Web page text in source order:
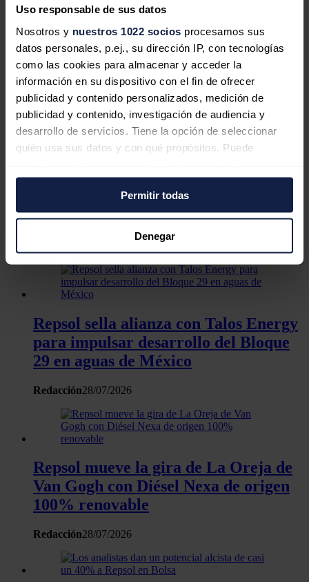
Uso responsable de sus datos
Nosotros y nuestros 1022 socios procesamos sus
datos personales, p.ej., su dirección IP, con tecnologías
como las cookies para almacenar y acceder la
información en su dispositivo con el fin de ofrecer
publicidad y contenido personalizados, medición de
publicidad y contenido, investigación de audiencia y
desarrollo de servicios. Tiene la opción de seleccionar
quién usa sus datos y con qué propósitos. Puede
momento desde la Declaración de cookies o clicando en
el Menú de consentimiento.
Si lo permite, también quisiéramos:
Recopilar información sobre su ubicación
geográfica que puede tener una precisión de varios
metros
Identificar su dispositivo analizándolo activamente
para buscar características específicas (huellas
digitales)
Obtenga más información sobre cómo se procesan sus
datos personales y establezca sus preferencias en la
sección de datos. Puede cambiar o retirar su
de cookies.
el contenido y los anuncios, ofrecer funciones de redes
sociales y analizar el tráfico. Además, compartimos
información sobre el uso que haga del sitio web con
web, quienes pueden combinarla con otra información
que les haya proporcionado o que hayan recopilado a
partir del uso que haya hecho de sus servicios.
Permitir todas
Denegar
casi el 6,3% de todos los derechos de voto de la compañía, lo que
supone que, en cinco años, ya se ha desprendido de más de la mitad
de su participación.
El resto de sus principales accionistas, CaixaBank y Sacyr, siguen
manteniendo una participación del 9,5% y del 7,7%,
respectivamente, siendo el restante 80% el capital circulante o 'free
Noticias relacionadas
Acciona Energía sube más de un 3%
en Bolsa tras el interés de los fondos
por comprarla
Repsol sella alianza con Talos Energy
para impulsar desarrollo del Bloque
29 en aguas de México
Redacción28/07/2026
Repsol mueve la gira de La Oreja de
Van Gogh con Diésel Nexa de origen
100% renovable
Redacción28/07/2026